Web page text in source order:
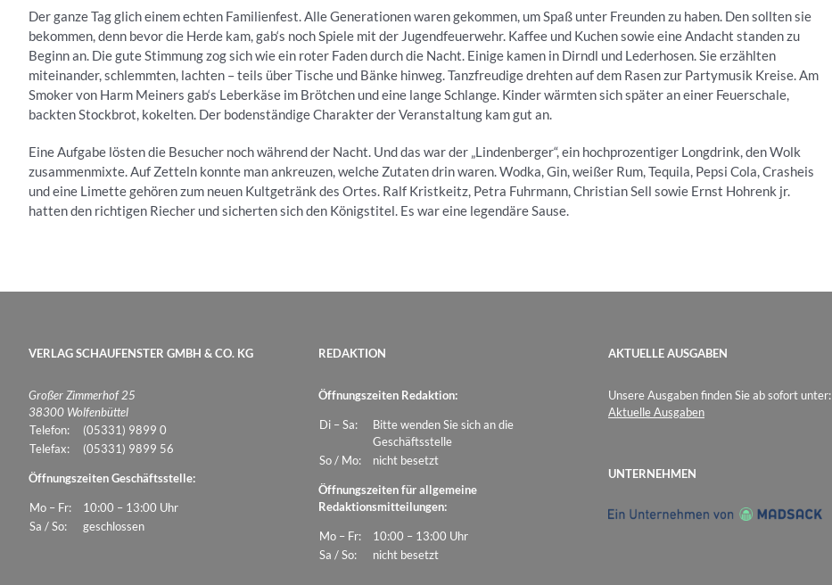
Der ganze Tag glich einem echten Familienfest. Alle Generationen waren gekommen, um Spaß unter Freunden zu haben. Den sollten sie
bekommen, denn bevor die Herde kam, gab‘s noch Spiele mit der Jugendfeuerwehr. Kaffee und Kuchen sowie eine Andacht standen zu
Beginn an. Die gute Stimmung zog sich wie ein roter Faden durch die Nacht. Einige kamen in Dirndl und Lederhosen. Sie erzählten
miteinander, schlemmten, lachten – teils über Tische und Bänke hinweg. Tanzfreudige drehten auf dem Rasen zur Partymusik Kreise. Am
Smoker von Harm Meiners gab‘s Leberkäse im Brötchen und eine lange Schlange. Kinder wärmten sich später an einer Feuerschale,
backten Stockbrot, kokelten. Der bodenständige Charakter der Veranstaltung kam gut an.
Eine Aufgabe lösten die Besucher noch während der Nacht. Und das war der „Lindenberger“, ein hochprozentiger Longdrink, den Wolk
zusammenmixte. Auf Zetteln konnte man ankreuzen, welche Zutaten drin waren. Wodka, Gin, weißer Rum, Tequila, Pepsi Cola, Crasheis
und eine Limette gehören zum neuen Kultgetränk des Ortes. Ralf Kristkeitz, Petra Fuhrmann, Christian Sell sowie Ernst Hohrenk jr.
hatten den richtigen Riecher und sicherten sich den Königstitel. Es war eine legendäre Sause.
VERLAG SCHAUFENSTER GMBH & CO. KG
Großer Zimmerhof 25
38300 Wolfenbüttel
Telefon:
(05331) 9899 0
Telefax:
(05331) 9899 56
Öffnungszeiten Geschäftsstelle:
Mo – Fr:
10:00 – 13:00 Uhr
Sa / So:
geschlossen
REDAKTION
Öffnungszeiten Redaktion:
Di – Sa:
Bitte wenden Sie sich an die
Geschäftsstelle
So / Mo:
nicht besetzt
Öffnungszeiten für allgemeine
Redaktionsmitteilungen:
Mo – Fr:
10:00 – 13:00 Uhr
Sa / So:
nicht besetzt
AKTUELLE AUSGABEN
Unsere Ausgaben finden Sie ab sofort unter:
Aktuelle Ausgaben
UNTERNEHMEN